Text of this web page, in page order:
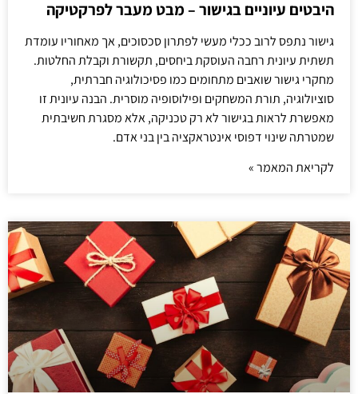
היבטים עיוניים בגישור – מבט מעבר לפרקטיקה
גישור נתפס לרוב ככלי מעשי לפתרון סכסוכים, אך מאחוריו עומדת
תשתית עיונית רחבה העוסקת ביחסים, תקשורת וקבלת החלטות.
מחקרי גישור שואבים מתחומים כמו פסיכולוגיה חברתית,
סוציולוגיה, תורת המשחקים ופילוסופיה מוסרית. הבנה עיונית זו
מאפשרת לראות בגישור לא רק טכניקה, אלא מסגרת חשיבתית
שמטרתה שינוי דפוסי אינטראקציה בין בני אדם.
לקריאת המאמר »